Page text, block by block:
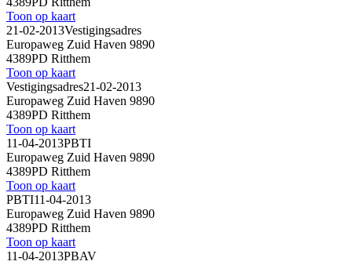
Toon op kaart
21-02-2013Vestigingsadres
Europaweg Zuid Haven 9890
4389PD Ritthem
Toon op kaart
Vestigingsadres21-02-2013
Europaweg Zuid Haven 9890
4389PD Ritthem
Toon op kaart
11-04-2013PBTI
Europaweg Zuid Haven 9890
4389PD Ritthem
Toon op kaart
PBTI11-04-2013
Europaweg Zuid Haven 9890
4389PD Ritthem
Toon op kaart
11-04-2013PBAV